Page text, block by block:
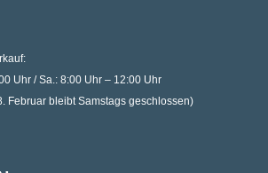
Uhr / Sa.: 8:00 Uhr – 12:00 Uhr
Februar bleibt Samstags geschlossen)